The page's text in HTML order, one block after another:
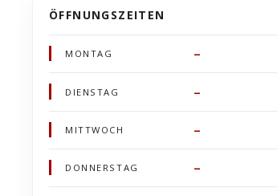
ÖFFNUNGSZEITEN
MONTAG –
DIENSTAG –
MITTWOCH –
DONNERSTAG –